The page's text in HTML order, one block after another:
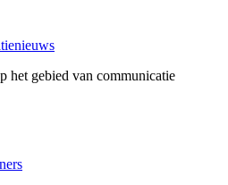
het gebied van communicatie